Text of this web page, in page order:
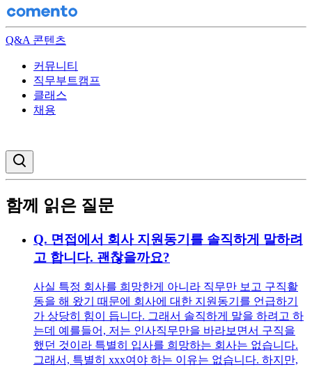
Q&A 콘텐츠
커뮤니티
직무부트캠프
클래스
채용
함께 읽은 질문
Q. 면접에서 회사 지원동기를 솔직하게 말하려
고 합니다. 괜찮을까요?
사실 특정 회사를 희망한게 아니라 직무만 보고 구직활
동을 해 왔기 때문에 회사에 대한 지원동기를 언급하기
가 상당히 힘이 듭니다. 그래서 솔직하게 말을 하려고 하
는데 예를들어, 저는 인사직무만을 바라보면서 구직을
했던 것이라 특별히 입사를 희망하는 회사는 없습니다.
그래서, 특별히 xxx여야 하는 이유는 없습니다. 하지만,